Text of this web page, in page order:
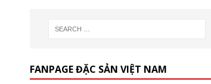
FANPAGE ĐẶC SẢN VIỆT NAM